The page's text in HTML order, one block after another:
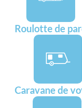
Roulotte de
Caravane de